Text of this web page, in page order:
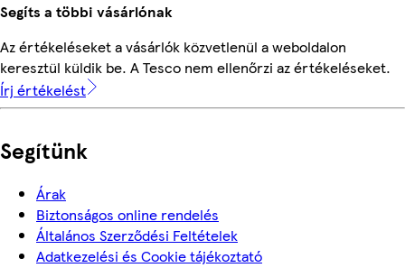
Segíts a többi vásárlónak
Az értékeléseket a vásárlók közvetlenül a weboldalon
keresztül küldik be. A Tesco nem ellenőrzi az értékeléseket.
Írj értékelést
Segítünk
Árak
Biztonságos online rendelés
Általános Szerződési Feltételek
Adatkezelési és Cookie tájékoztató